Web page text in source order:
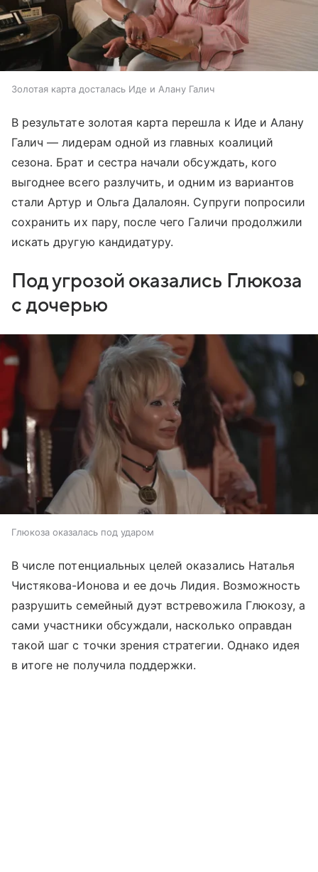
Золотая карта досталась Иде и Алану Галич
В результате золотая карта перешла к Иде и Алану
Галич — лидерам одной из главных коалиций
сезона. Брат и сестра начали обсуждать, кого
выгоднее всего разлучить, и одним из вариантов
стали Артур и Ольга Далалоян. Супруги попросили
сохранить их пару, после чего Галичи продолжили
искать другую кандидатуру.
Под угрозой оказались Глюкоза
с дочерью
Глюкоза оказалась под ударом
В числе потенциальных целей оказались Наталья
Чистякова-Ионова и ее дочь Лидия. Возможность
разрушить семейный дуэт встревожила Глюкозу, а
сами участники обсуждали, насколько оправдан
такой шаг с точки зрения стратегии. Однако идея
в итоге не получила поддержки.